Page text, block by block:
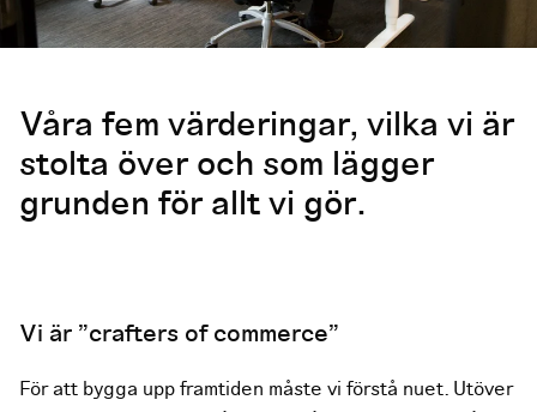
Våra fem värderingar, vilka vi är
stolta över och som lägger
grunden för allt vi gör.
Vi är "crafters of commerce"
För att bygga upp framtiden måste vi förstå nuet. Utöver